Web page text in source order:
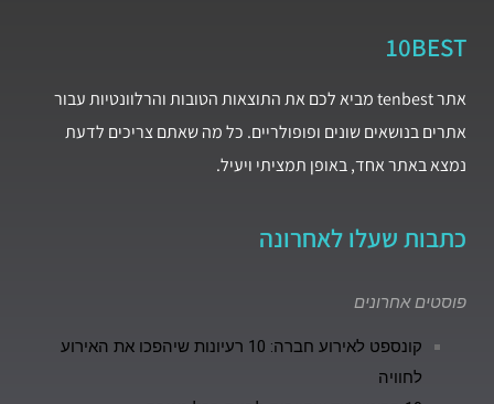
10BEST
אתר tenbest מביא לכם את התוצאות הטובות והרלוונטיות עבור
אתרים בנושאים שונים ופופולריים. כל מה שאתם צריכים לדעת
נמצא באתר אחד, באופן תמציתי ויעיל.
כתבות שעלו לאחרונה
פוסטים אחרונים
קונספט לאירוע חברה: 10 רעיונות שיהפכו את האירוע
לחוויה